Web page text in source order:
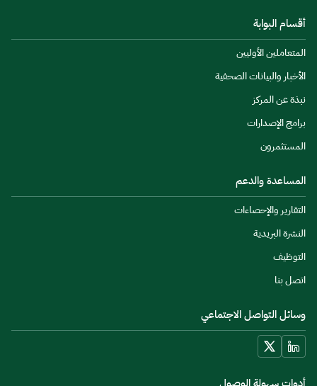
أقسام البوابة
المتعاملين الأوليين
الأخبار والبيانات الصحفية
نبذة عن المركز
برامج الإصدارات
المستثمرون
المساعدة والدعم
التقارير والإحصاءات
النشرة البريدية
التوظيف
اتصل بنا
وسائل التواصل الاجتماعي
أدوات سهولة الوصول